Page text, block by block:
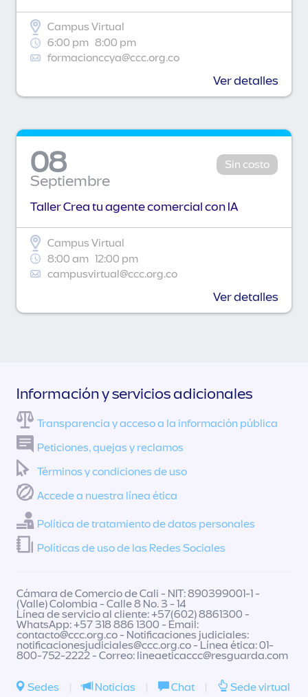
Campus Virtual
6:00 pm 8:00 pm
formacionccya@ccc.org.co
Ver detalles
08
Septiembre
Sin costo
Taller Crea tu agente comercial con IA
Campus Virtual
8:00 am 12:00 pm
campusvirtual@ccc.org.co
Ver detalles
Información y servicios adicionales
Transparencia y acceso a la información pública
Peticiones, quejas y reclamos
Términos y condiciones de uso
Accede a nuestra línea ética
Política de tratamiento de datos personales
Políticas de uso de las Redes Sociales
Cámara de Comercio de Cali - NIT: 890399001-1 -
(Valle) Colombia - Calle 8 No. 3 - 14
Línea de servicio al cliente: +57(602) 8861300 -
WhatsApp: +57 318 886 1300 - Email:
contacto@ccc.org.co- Notificaciones judiciales:
notificacionesjudiciales@ccc.org.co- Línea ética: 01-
800-752-2222 - Correo: lineaeticaccc@resguarda.com
Sedes | Noticias | Chat | Sede virtual